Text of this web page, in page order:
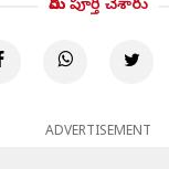
మీరు పూర్తి చేశారు
ADVERTISEMENT